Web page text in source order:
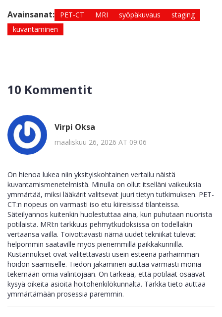
Avainsanat:
PET-CT MRI syöpäkuvaus
staging
kuvantaminen
10 Kommentit
Virpi Oksa
maaliskuu 26, 2026 AT 09:06
On hienoa lukea niin yksityiskohtainen vertailu näistä
kuvantamismenetelmistä. Minulla on ollut itselläni vaikeuksia
ymmärtää, miksi lääkärit valitsevat juuri tietyn tutkimuksen. PET-
CT:n nopeus on varmasti iso etu kiireisissä tilanteissa.
Säteilyannos kuitenkin huolestuttaa aina, kun puhutaan nuorista
potilaista. MRI:n tarkkuus pehmytkudoksissa on todellakin
vertaansa vailla. Toivottavasti nämä uudet tekniikat tulevat
helpommin saataville myös pienemmillä paikkakunnilla.
Kustannukset ovat valitettavasti usein esteenä parhaimman
hoidon saamiselle. Tiedon jakaminen auttaa varmasti monia
tekemään omia valintojaan. On tärkeää, että potilaat osaavat
kysyä oikeita asioita hoitohenkilökunnalta. Tarkka tieto auttaa
ymmärtämään prosessia paremmin.